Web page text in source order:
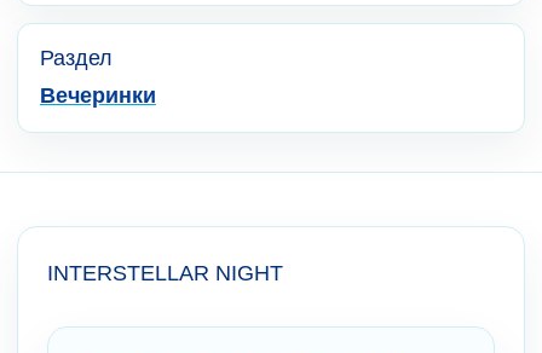
Раздел
Вечеринки
INTERSTELLAR NIGHT